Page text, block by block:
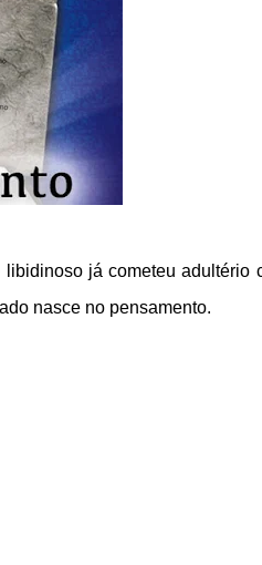
já cometeu adultério
nasce no pensamento.